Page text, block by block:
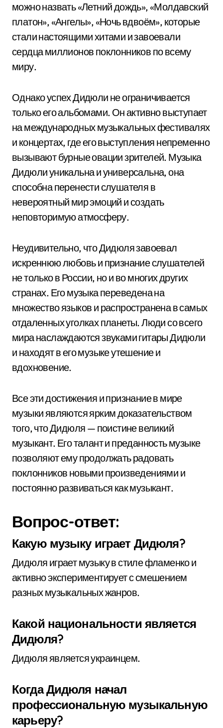
можно назвать «Летний дождь», «Молдавский
платон», «Ангелы», «Ночь вдвоём», которые
стали настоящими хитами и завоевали
сердца миллионов поклонников по всему
миру.
Однако успех Дидюли не ограничивается
только его альбомами. Он активно выступает
на международных музыкальных фестивалях
и концертах, где его выступления непременно
вызывают бурные овации зрителей. Музыка
Дидюли уникальна и универсальна, она
способна перенести слушателя в
невероятный мир эмоций и создать
неповторимую атмосферу.
Неудивительно, что Дидюля завоевал
искреннюю любовь и признание слушателей
не только в России, но и во многих других
странах. Его музыка переведена на
множество языков и распространена в самых
отдаленных уголках планеты. Люди со всего
мира наслаждаются звуками гитары Дидюли
и находят в его музыке утешение и
вдохновение.
Все эти достижения и признание в мире
музыки являются ярким доказательством
того, что Дидюля — поистине великий
музыкант. Его талант и преданность музыке
позволяют ему продолжать радовать
поклонников новыми произведениями и
постоянно развиваться как музыкант.
Вопрос-ответ:
Какую музыку играет Дидюля?
Дидюля играет музыку в стиле фламенко и
активно экспериментирует с смешением
разных музыкальных жанров.
Какой национальности является
Дидюля?
Дидюля является украинцем.
Когда Дидюля начал
профессиональную музыкальную
карьеру?